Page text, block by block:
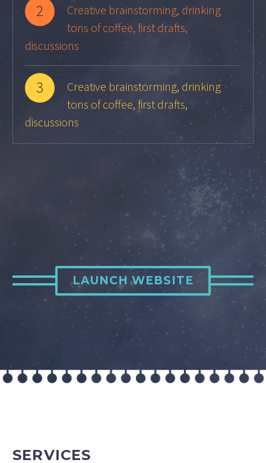
2
Creative brainstorming, drinking
tons of coffee, first drafts,
discussions
3
Creative brainstorming, drinking
tons of coffee, first drafts,
discussions
LAUNCH WEBSITE
SERVICES